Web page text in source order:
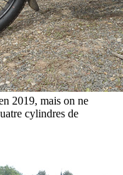
2019, mais on ne
cylindres de